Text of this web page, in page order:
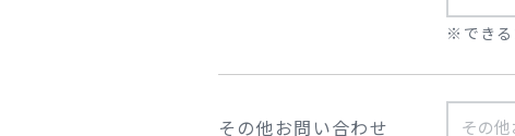
※できる
その他お問い合わせ